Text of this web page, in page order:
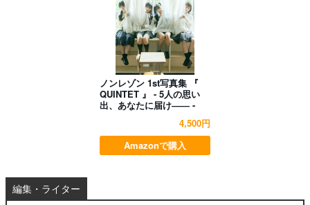
ノンレゾン 1st写真集 『
QUINTET 』 - 5人の思い
出、あなたに届け―― -
4,500円
Amazonで購入
編集・ライター